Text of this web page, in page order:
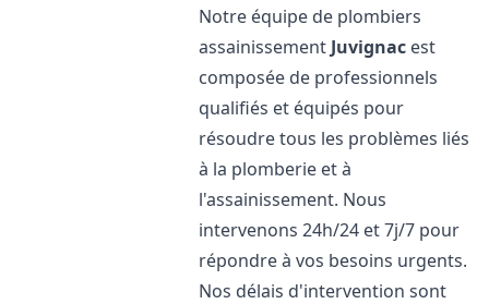
Notre équipe de plombiers
assainissement Juvignac est
composée de professionnels
qualifiés et équipés pour
résoudre tous les problèmes liés
à la plomberie et à
l'assainissement. Nous
intervenons 24h/24 et 7j/7 pour
répondre à vos besoins urgents.
Nos délais d'intervention sont